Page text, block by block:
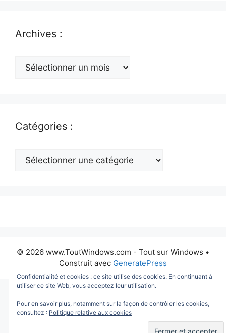
Archives :
Archives
Catégories :
Catégories
© 2026 www.ToutWindows.com - Tout sur Windows •
Construit avec GeneratePress
Confidentialité et cookies : ce site utilise des cookies. En continuant à
utiliser ce site Web, vous acceptez leur utilisation.
Pour en savoir plus, notamment sur la façon de contrôler les cookies,
consultez : Politique relative aux cookies